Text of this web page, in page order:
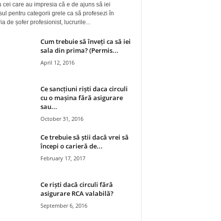
cei care au impresia că e de ajuns să iei
pentru categorii grele ca să profesezi în
de șofer profesionist, lucrurile...
Cum trebuie să înveți ca să iei
sala din prima? (Permis...
April 12, 2016
Ce sancțiuni riști daca circuli
cu o mașina fără asigurare
sau...
October 31, 2016
Ce trebuie să știi dacă vrei să
începi o carieră de...
February 17, 2017
Ce riști dacă circuli fără
asigurare RCA valabilă?
September 6, 2016